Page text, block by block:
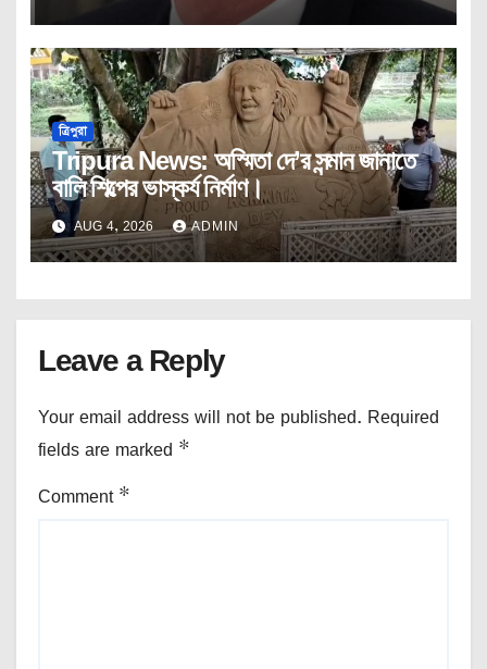
ত্রিপুরা
Tripura News: অস্মিতা দে’র সন্মান জানাতে
বালি শিল্পের ভাস্কর্য নির্মাণ।
AUG 4, 2026 ADMIN
Leave a Reply
Your email address will not be published. Required
fields are marked *
Comment *